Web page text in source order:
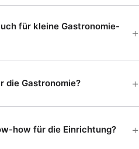
für kleine Gastronomie-
die Gastronomie?
how für die Einrichtung?